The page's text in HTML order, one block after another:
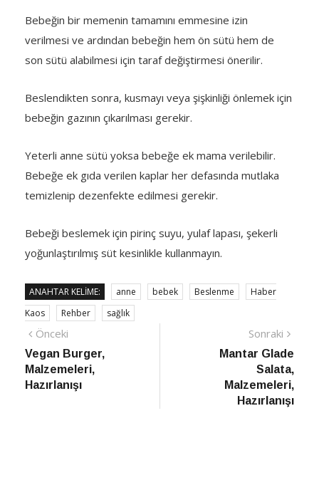
Bebeğin bir memenin tamamını emmesine izin
verilmesi ve ardından bebeğin hem ön sütü hem de
son sütü alabilmesi için taraf değiştirmesi önerilir.
Beslendikten sonra, kusmayı veya şişkinliği önlemek için
bebeğin gazının çıkarılması gerekir.
Yeterli anne sütü yoksa bebeğe ek mama verilebilir.
Bebeğe ek gıda verilen kaplar her defasında mutlaka
temizlenip dezenfekte edilmesi gerekir.
Bebeği beslemek için pirinç suyu, yulaf lapası, şekerli
yoğunlaştırılmış süt kesinlikle kullanmayın.
ANAHTAR KELIME: anne bebek Beslenme
Haber
Kaos
Rehber sağlık
Yazı
gezinmesi
Önceki
haber
Vegan Burger,
Malzemeleri,
Hazırlanışı
Sonraki
Mantar Glade
Salata,
Malzemeleri,
Hazırlanışı